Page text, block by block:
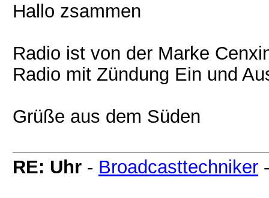
Hallo zsammen
Radio ist von der Marke
Radio mit Zündung Ein und
Grüße aus dem Süden
RE: Uhr - Broadcasttechniker